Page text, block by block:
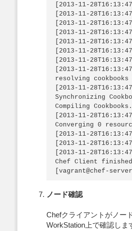
[2013-11-
[2013-11-
[2013-11-
[2013-11-
[2013-11-
[2013-11-
[2013-11-
[2013-11-
resolving
[2013-11-
Synchronizing
Compiling
[2013-11-
Converging 0
[2013-11-
[2013-11-
[2013-11-
Chef Client
ノード確認
Chefクライアントがノー
WorkStation上で確認しま